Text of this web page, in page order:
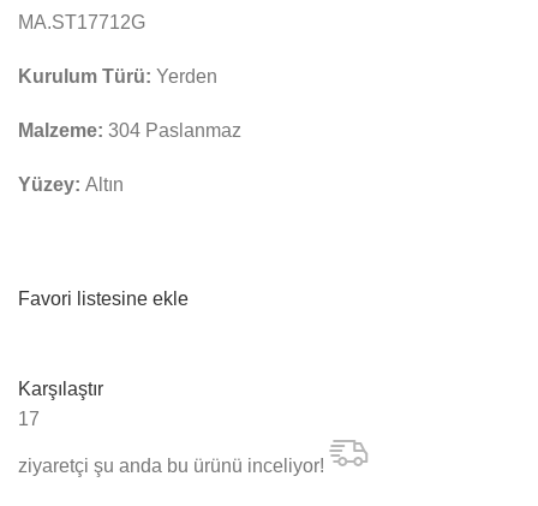
MA.ST17712G
Kurulum Türü: Yerden
Malzeme: 304 Paslanmaz
Yüzey: Altın
Favori listesine ekle
Karşılaştır
17
ziyaretçi şu anda bu ürünü inceliyor!